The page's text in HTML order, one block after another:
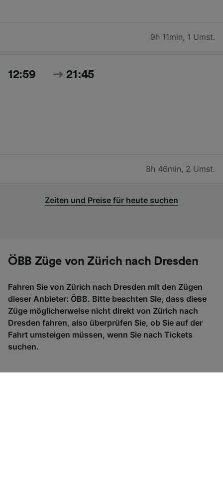
9h 11min, 1 Umst.
12:59 21:45
8h 46min, 2 Umst.
Zeiten und Preise für heute suchen
ÖBB Züge von Zürich nach Dresden
Fahren Sie von Zürich nach Dresden mit den Zügen
dieser Anbieter: ÖBB. Bitte beachten Sie, dass diese
Züge möglicherweise nicht direkt von Zürich nach
Dresden fahren, also überprüfen Sie, ob Sie auf der
Fahrt umsteigen müssen, wenn Sie nach Tickets
suchen.